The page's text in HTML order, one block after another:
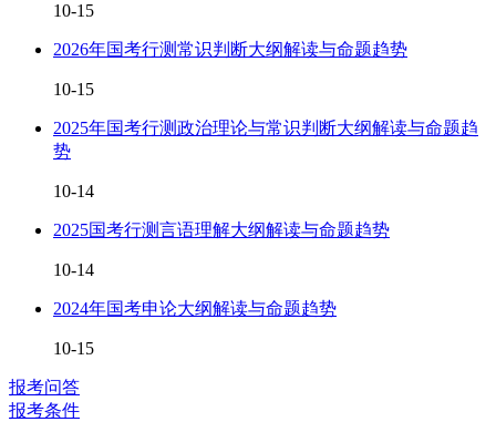
10-15
2026年国考行测常识判断大纲解读与命题趋势
10-15
2025年国考行测政治理论与常识判断大纲解读与命题趋
势
10-14
2025国考行测言语理解大纲解读与命题趋势
10-14
2024年国考申论大纲解读与命题趋势
10-15
报考问答
报考条件